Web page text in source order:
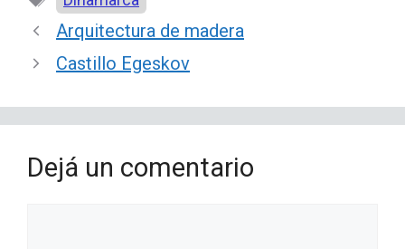
Arquitectura de madera
Castillo Egeskov
Dejá un comentario